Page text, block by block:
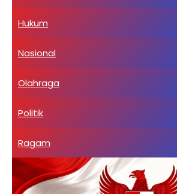
Hukum
Nasional
Olahraga
Politik
Ragam